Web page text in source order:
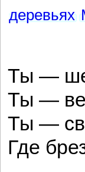
деревьях
Ты —
Ты —
Ты —
Где